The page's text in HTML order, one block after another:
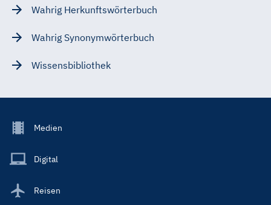
Wahrig Herkunftswörterbuch
Wahrig Synonymwörterbuch
Wissensbibliothek
Footer
Main
Medien
Digital
Reisen